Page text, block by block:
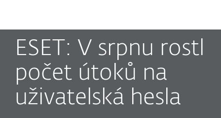
ESET: V srpnu rostl
počet útoků na
uživatelská hesla